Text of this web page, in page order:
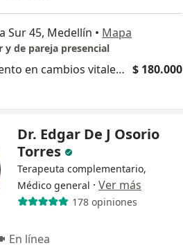
Sur 45, Medellín • Mapa
y de pareja presencial
Acompañamiento en cambios vitales familiares $ 180.000
Dr. Edgar De J Osorio
Torres
Terapeuta complementario,
Médico general · Ver más
178 opiniones
En línea